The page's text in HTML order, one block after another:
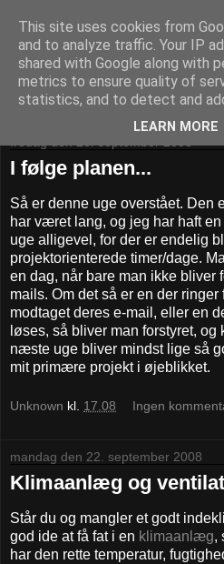
Daniel og
Pivotpoint.dk - It's your decision
I følge planen...
Så er denne uge overstået. Den
har været lang, og jeg har haft
uge alligevel, for der er endelig
projektorienterede timer/dage.
en dag, når bare man ikke bliver
mails. Om det så er en der
modtaget deres e-mail, eller en
løses, så bliver man forstyret,
næste uge bliver mindst lige så
mit primære projekt i øjeblikket.
Unknown kl. 17.08 Ingen
mandag den 22. september 2008
Klimaanlæg og
Står du og mangler et godt
god ide at få fat i en klimaanlæg,
har den rette temperatur,
This site uses cookies from
and to analyze traffic. Your IP
shared with Google along with
metrics to ensure quality of
statistics, and to detect and
LEARN MORE